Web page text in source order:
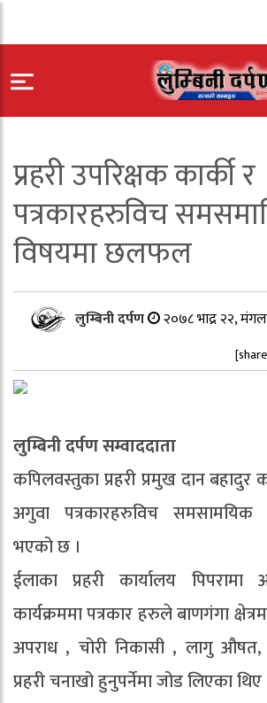
प्रहरी उपरिक्षक कार्की र
पत्रकारहरुविच
विषयमा छलफल
लुम्बिनी दर्पण २०७८ भाद्र २२,
लुम्बिनी दर्पण सम्वाददाता
कपिलवस्तुका प्रहरी प्रमुख दान बहादुर
अगुवा पत्रकारहरुविच
भएको छ ।
ईलाका प्रहरी कार्यालय
कार्यक्रममा पत्रकार हरुले बाणगंगा
अपराध , चोरी निकासी , लागु औषत,
प्रहरी चनाखो हुनुपर्नेमा जोड लिएका थिए